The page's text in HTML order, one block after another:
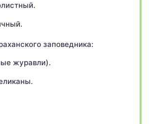
заповедника:
журавли).